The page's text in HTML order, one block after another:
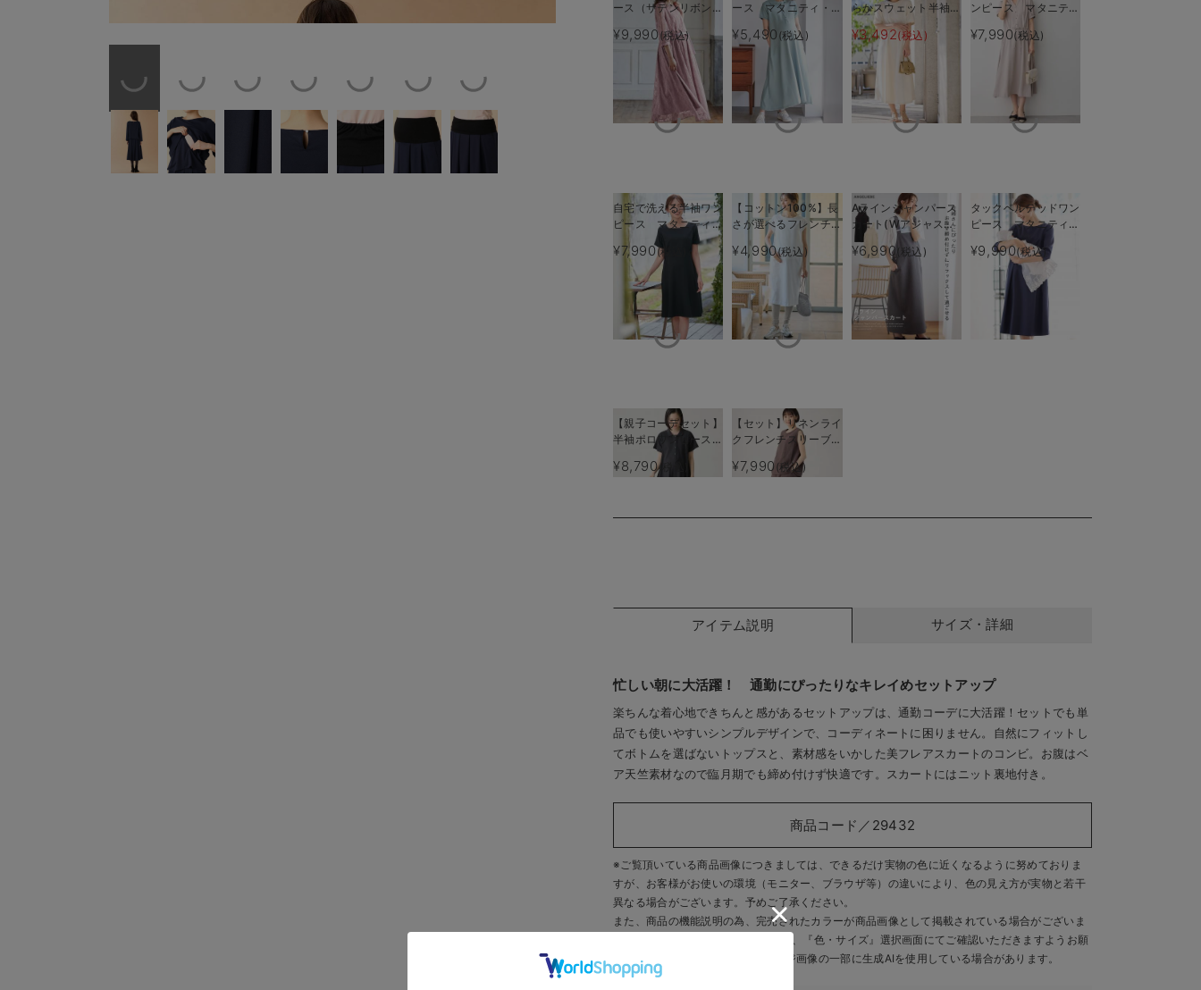
バックスタイル インナーにスラッシュタイプの授乳口付き しなやかさとやわら
ース（サテンリボンベ
ルト付） マタニテ
ィ・授乳服【出産後も
長く使える】
¥9,990(税込)
ース マタニティ・授
乳服【出産後も長く使
える】
¥5,490 (税込)
らかスウェット半袖フ
レアワンピース マタ
ニティ・産後【出産後
も長く使える】
¥3,492(税込)
ンピース マタニテ
ィ・産後授乳服【出産
後も長く使える】
¥7,990(税込)
自宅で洗える半袖ワン
ピース マタニティ・
授乳服【出産後も長く
使える】
¥7,990(税込)
【コットン100%】長
さが選べるフレンチス
リーブワンピース マ
タニティ・産後授乳服
【出産後も長く使え
る】
¥4,990(税込)
Aラインジャンパース
カート(Wアジャスタ
ー付) マタニティ・
授乳服【出産後も長く
着られる】
¥6,990 (税込)
タックベルテッドワン
ピース マタニティ・
授乳服【出産後も長く
使える】
¥9,990(税込)
【親子コーデセット】
半袖ポロワンピース
（ひざ下丈）＆襟付き
ポロロンパース 出産
¥8,790(税込)
【セット】リネンライ
クフレンチスリーブト
ップス＆セミフレアス
カートセットアップ
る】
¥7,990(税込)
アイテム説明 サイズ・詳細
忙しい朝に大活躍！ 通勤にぴったりなキレイめセットアップ
楽ちんな着心地できちんと感があるセットアップは、通勤コーデに大活躍！セットでも単
品でも使いやすいシンプルデザインで、コーディネートに困りません。自然にフィットし
てボトムを選ばないトップスと、素材感をいかした美フレアスカートのコンビ。お腹はベ
ア天竺素材なので臨月期でも締め付けず快適です。スカートにはニット裏地付き。
商品コード／29432
※ご覧頂いている商品画像につきましては、できるだけ実物の色に近くなるように努めておりま
すが、 お客様がお使いの環境（モニター、ブラウザ等）の違いにより、色の見え方が実物と若干
異なる場合がございます。予めご了承ください。
また、商品の機能説明の為、完売されたカラーが商品画像として掲載されている場合がございま
す。 販売中のカラーにつきましては、『色・サイズ』選択画面にてご確認いただきますようお願
いいたします。
※商品画像・イメージ画像の一部に生成AIを使用している場合があります。